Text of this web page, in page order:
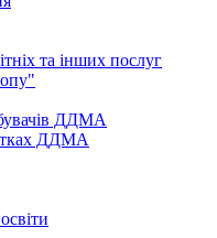
та інших послуг
ДДМА
ДДМА